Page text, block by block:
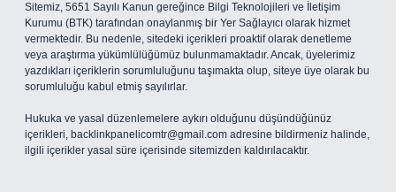
Sitemiz, 5651 Sayılı Kanun gereğince Bilgi Teknolojileri ve İletişim
Kurumu (BTK) tarafından onaylanmış bir Yer Sağlayıcı olarak hizmet
vermektedir. Bu nedenle, sitedeki içerikleri proaktif olarak denetleme
veya araştırma yükümlülüğümüz bulunmamaktadır. Ancak, üyelerimiz
yazdıkları içeriklerin sorumluluğunu taşımakta olup, siteye üye olarak bu
sorumluluğu kabul etmiş sayılırlar.
Hukuka ve yasal düzenlemelere aykırı olduğunu düşündüğünüz
içerikleri, backlinkpanelicomtr@gmail.com adresine bildirmeniz halinde,
ilgili içerikler yasal süre içerisinde sitemizden kaldırılacaktır.